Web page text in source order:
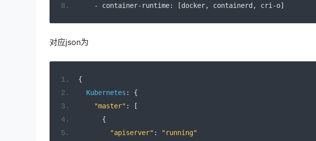
- container- runtime: [docker, containerd , cri -o]
对应json为
{
Kubernetes :
{
"master" :
[
{
"apiserver" :
"running"